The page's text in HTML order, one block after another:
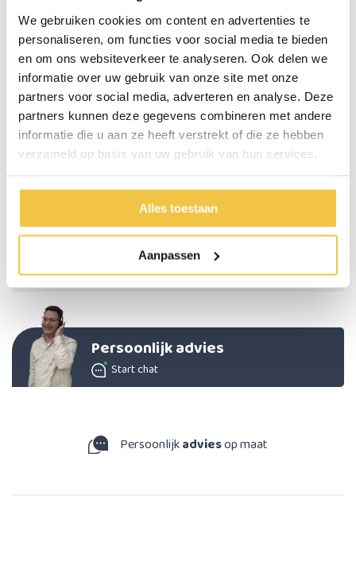
We gebruiken cookies om content en advertenties te
personaliseren, om functies voor social media te bieden
en om ons websiteverkeer te analyseren. Ook delen we
informatie over uw gebruik van onze site met onze
partners voor social media, adverteren en analyse. Deze
partners kunnen deze gegevens combineren met andere
informatie die u aan ze heeft verstrekt of die ze hebben
verzameld op basis van uw gebruik van hun services.
Alles toestaan
Aanpassen
Specificaties
Kleur
HOUTPRINT
Materiaal
Kunststof
Verhoogd het bed of meubel met
13 cm
Afmetingen per verhoger (dit is ook de ruimte die op de
vloer staat)
cm
Maximale belasting bedverhogers
Verkocht per
Stuk
Persoonlijk advies
Start chat
Persoonlijkadviesop maat